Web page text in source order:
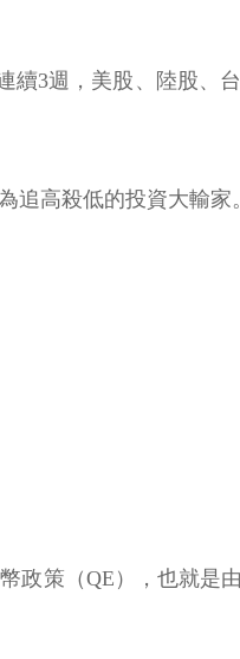
續3週，美股、陸股、
追高殺低的投資大輸家。
政策（QE），也就是